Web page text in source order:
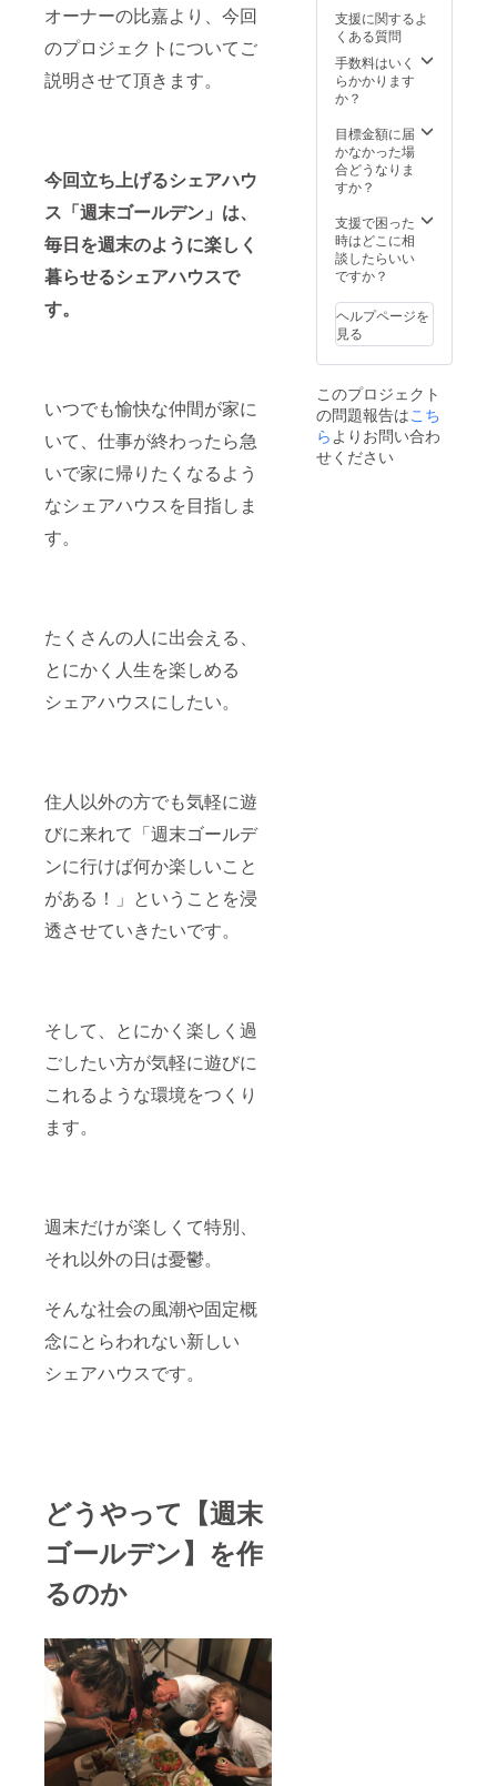
オーナーの比嘉より、今回
のプロジェクトについてご
説明させて頂きます。
今回立ち上げるシェアハウ
ス「週末ゴールデン」は、
毎日を週末のように楽しく
暮らせるシェアハウスで
す。
いつでも愉快な仲間が家に
いて、仕事が終わったら急
いで家に帰りたくなるよう
なシェアハウスを目指しま
す。
たくさんの人に出会える、
とにかく人生を楽しめる
シェアハウスにしたい。
住人以外の方でも気軽に遊
びに来れて「週末ゴールデ
ンに行けば何か楽しいこと
がある！」ということを浸
透させていきたいです。
そして、とにかく楽しく過
ごしたい方が気軽に遊びに
これるような環境をつくり
ます。
週末だけが楽しくて特別、
それ以外の日は憂鬱。
そんな社会の風潮や固定概
念にとらわれない新しい
シェアハウスです。
どうやって【週末
ゴールデン】を作
るのか
なった
場合、
あなた
のお家
に泊ま
しくは
宿泊費
をご負
担くだ
2020年
３月ま
でで日
程を合
しょ
う。）
支援に関するよ
くある質問
手数料はいく
らかかります
か？
目標金額に届
かなかった場
合どうなりま
すか？
支援で困った
時はどこに相
談したらいい
ですか？
ヘルプページを
見る
このプロジェクト
の問題報告はこち
らよりお問い合わ
せください